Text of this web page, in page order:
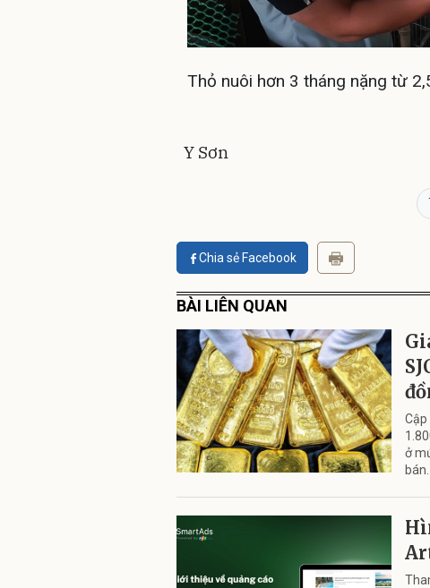
Thỏ nuôi hơn 3 tháng nặng từ
Y Sơn
Chia sẻ Facebook
BÀI LIÊN QUAN
ở